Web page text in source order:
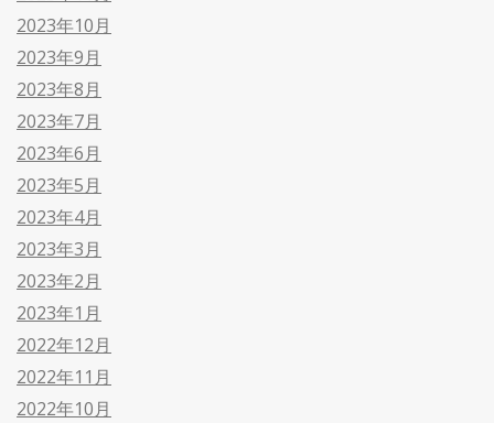
2023年10月
2023年9月
2023年8月
2023年7月
2023年6月
2023年5月
2023年4月
2023年3月
2023年2月
2023年1月
2022年12月
2022年11月
2022年10月